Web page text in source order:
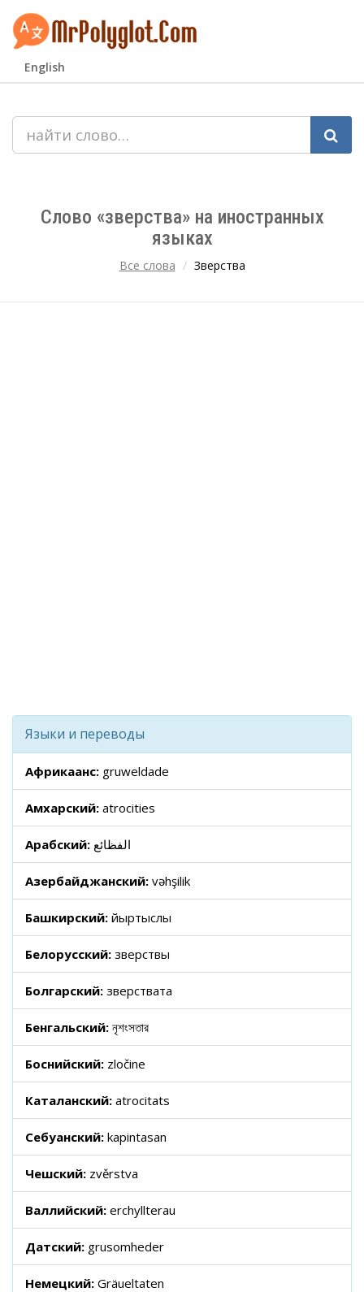
English
Слово «зверства» на иностранных
языках
Все слова Зверства
Языки и переводы
Африкаанс: gruweldade
Амхарский: atrocities
Арабский: الفظائع
Азербайджанский: vəhşilik
Башкирский: йыртҡыслыҡ
Белорусский: зверствы
Болгарский: зверствата
Бенгальский: নৃশংসতার
Боснийский: zločine
Каталанский: atrocitats
Себуанский: kapintasan
Чешский: zvěrstva
Валлийский: erchyllterau
Датский: grusomheder
Немецкий: Gräueltaten